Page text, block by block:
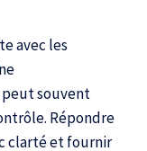
avec les
souvent
Répondre
clarté et fournir